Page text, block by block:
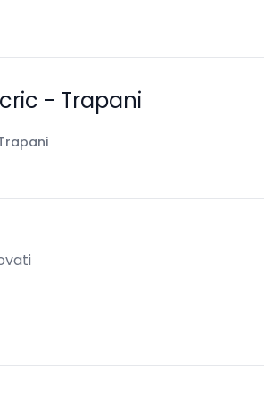
- Trapani